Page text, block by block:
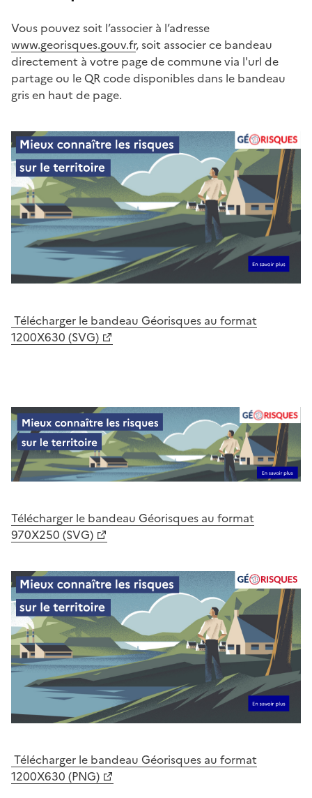
Vous pouvez soit l’associer à l’adresse
www.georisques.gouv.fr, soit associer ce bandeau
directement à votre page de commune via l'url de
partage ou le QR code disponibles dans le bandeau
gris en haut de page.
Télécharger le bandeau Géorisques au format
1200X630 (SVG)
Télécharger le bandeau Géorisques au format
970X250 (SVG)
Télécharger le bandeau Géorisques au format
1200X630 (PNG)